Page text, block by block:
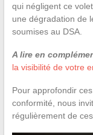
qui négligent ce
une dégradation de
soumises au DSA.
A lire en
la visibilité de votre
Pour approfondir
conformité, nous
régulièrement de